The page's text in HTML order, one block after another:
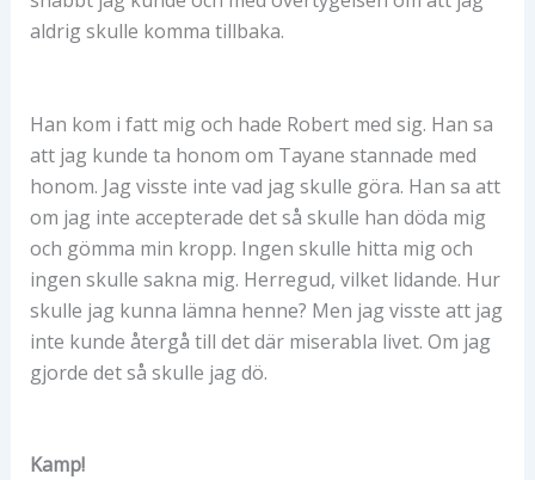
aldrig skulle komma tillbaka.
Han kom i fatt mig och hade Robert med sig. Han sa
att jag kunde ta honom om Tayane stannade med
honom. Jag visste inte vad jag skulle göra. Han sa att
om jag inte accepterade det så skulle han döda mig
och gömma min kropp. Ingen skulle hitta mig och
ingen skulle sakna mig. Herregud, vilket lidande. Hur
skulle jag kunna lämna henne? Men jag visste att jag
inte kunde återgå till det där miserabla livet. Om jag
gjorde det så skulle jag dö.
Kamp!